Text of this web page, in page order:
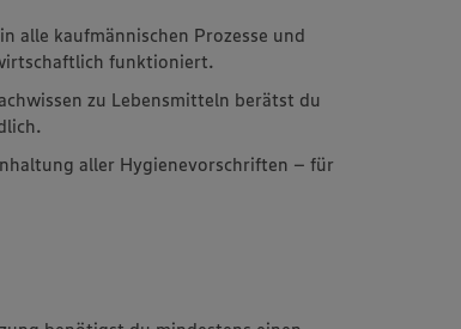
alle kaufmännischen Prozesse und
funktioniert.
zu Lebensmitteln berätst du
aller Hygienevorschriften – für